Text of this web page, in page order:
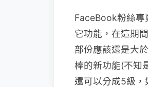
FaceBook粉絲專
它功能，在這期
部份應該還是大
棒的新功能(不知
還可以分成5級，